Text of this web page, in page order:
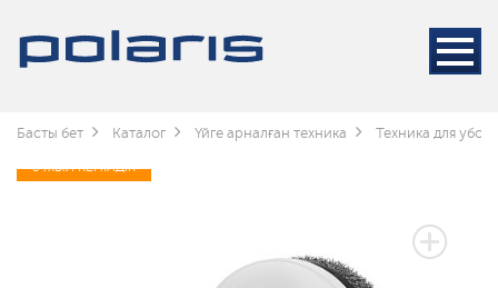
Басты бет Каталог Үйге арналған техника Техника для
3 ЖЫЛ КЕПІЛДІК